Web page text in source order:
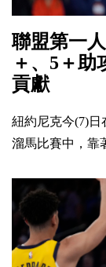
聯盟第一
＋、5＋
貢獻
紐約尼克今(7)
溜馬比賽中，靠